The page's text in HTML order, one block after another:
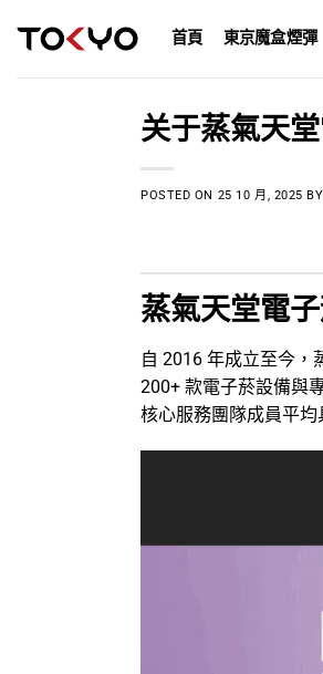
首頁 東京魔盒煙彈
关于蒸氣天
POSTED ON 25 10 月, 2025
蒸氣天堂電
自 2016 年成立至今，
200+ 款電子菸設備與
核心服務團隊成員平